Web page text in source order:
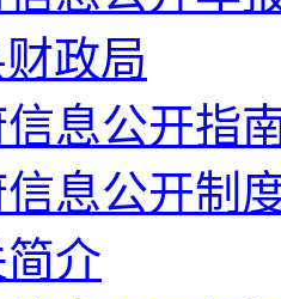
政局
息公开指
息公开制
介